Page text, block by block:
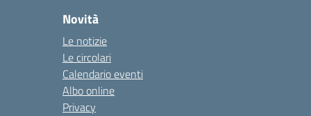
Novità
Le notizie
Le circolari
Calendario eventi
Albo online
Privacy